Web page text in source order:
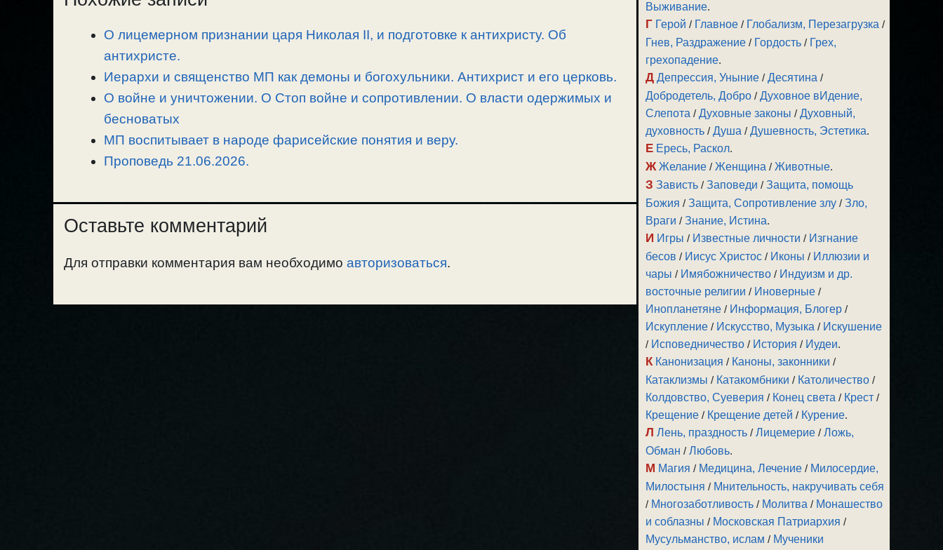
r
a
m
o
o
k
в
и
т
О лицемерном признании царя Николая II, и подготовке к антихристу. Об
антихристе.
Иерархи и священство МП как демоны и богохульники. Антихрист и его церковь.
О войне и уничтожении. О Стоп войне и сопротивлении. О власти одержимых и
бесноватых
МП воспитывает в народе фарисейские понятия и веру.
Проповедь 21.06.2026.
Оставьте комментарий
Для отправки комментария вам необходимо авторизоваться.
Выживание.
Г Герой / Главное / Глобализм, Перезагрузка /
Гнев, Раздражение / Гордость / Грех,
грехопадение.
Д Депрессия, Уныние /Десятина /
Добродетель, Добро /Духовное вИдение,
Слепота /Духовные законы /Духовный,
духовность /Душа /Душевность, Эстетика.
Е Ересь, Раскол.
Ж Желание /Женщина /Животные.
З Зависть /Заповеди /Защита, помощь
Божия /Защита, Сопротивление злу /Зло,
Враги /Знание, Истина.
И Игры / Известные личности / Изгнание
бесов / Иисус Христос / Иконы / Иллюзии и
чары / Имябожничество / Индуизм и др.
восточные религии / Иноверные /
Инопланетяне / Информация, Блогер /
Искупление / Искусство, Музыка / Искушение
/ Исповедничество / История / Иудеи.
К Канонизация / Каноны, законники /
Катаклизмы / Катакомбники / Католичество /
Колдовство, Суеверия / Конец света / Крест /
Крещение / Крещение детей / Курение.
Л Лень, праздность /Лицемерие /Ложь,
Обман /Любовь.
М Магия / Медицина, Лечение / Милосердие,
Милостыня / Мнительность, накручивать себя
/ Многозаботливость / Молитва / Монашество
и соблазны / Московская Патриархия /
Мусульманство, ислам / Мученики